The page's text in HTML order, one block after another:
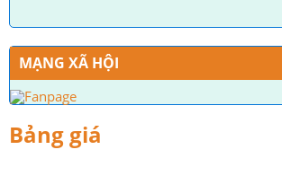
MẠNG XÃ HỘI
Bảng giá